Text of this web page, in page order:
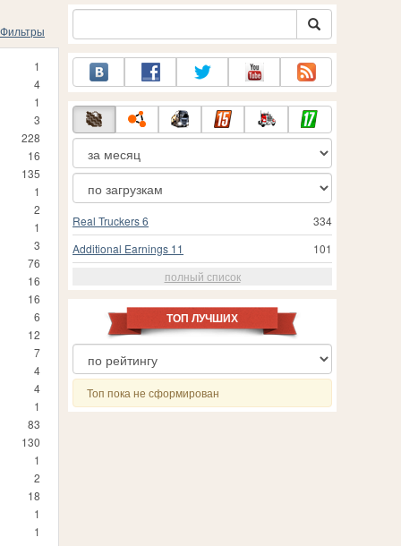
Фильтры
1
4
1
3
228
16
135
1
2
1
3
76
16
16
6
12
7
4
4
1
83
130
1
2
18
1
1
334
Real Truckers 6
101
Additional Earnings 11
полный список
ТОП ЛУЧШИХ
Топ пока не сформирован